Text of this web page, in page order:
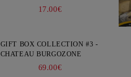
17.00€
GIFT BOX COLLECTION #3 -
CHATEAU BURGOZONE
69.00€